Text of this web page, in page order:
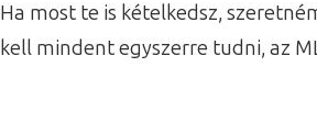
Ha most te is kételkedsz,
kell mindent egyszerre tudni, az